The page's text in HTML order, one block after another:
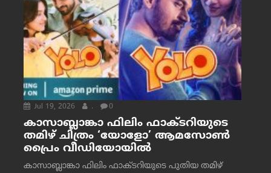
Jul 19, 2026 . 0
കാസാബ്ലാങ്കാ ഫിലിം ഫാക്ടറിയുടെ
തമിഴ് ചിത്രം ‘യോളോ’ ആമസോൺ
പ്രൈം വീഡിയോയിൽ
കാസാബ്ലാങ്കാ ഫിലിം ഫാക്ടറിയുടെ പുതിയ തമിഴ്